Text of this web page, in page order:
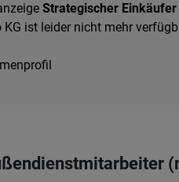
Strategischer
KG ist leider nicht mehr